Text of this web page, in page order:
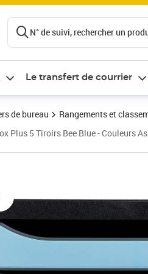
N° de suivi, rechercher un
Le transfert de courrier
de bureau
Rangements et
Plus 5 Tiroirs Bee Blue - Couleurs